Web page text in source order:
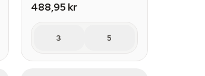
488,95 kr
3 5